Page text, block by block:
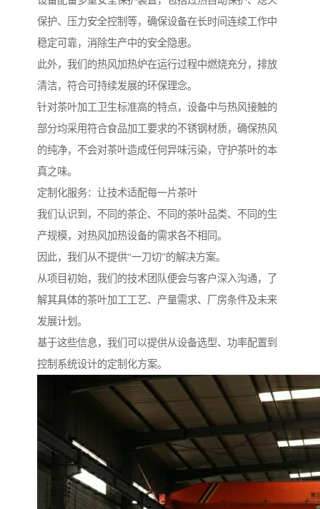
保护、压力安全控制等，确保设备在长时间连续工作中
稳定可靠，消除生产中的安全隐患。
此外，我们的热风加热炉在运行过程中燃烧充分，排放
清洁，符合可持续发展的环保理念。
针对茶叶加工卫生标准高的特点，设备中与热风接触的
部分均采用符合食品加工要求的不锈钢材质，确保热风
的纯净，不会对茶叶造成任何异味污染，守护茶叶的本
真之味。
定制化服务：让技术适配每一片茶叶
我们认识到，不同的茶企、不同的茶叶品类、不同的生
产规模，对热风加热设备的需求各不相同。
因此，我们从不提供“一刀切”的解决方案。
从项目初始，我们的技术团队便会与客户深入沟通，了
解其具体的茶叶加工工艺、产量需求、厂房条件及未来
发展计划。
基于这些信息，我们可以提供从设备选型、功率配置到
控制系统设计的定制化方案。